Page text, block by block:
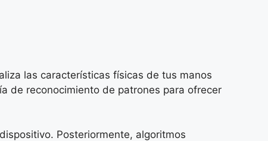
las características físicas de tus manos
de reconocimiento de patrones para ofrecer
Posteriormente, algoritmos